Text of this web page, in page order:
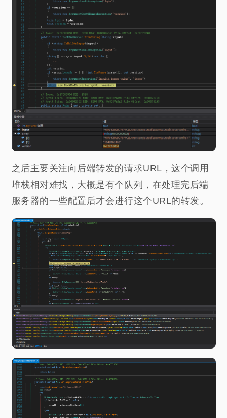
之后主要关注向后端转发的请求URL，这个调用
堆栈相对难找，大概是有个队列，在处理完后端
服务器的一些配置后才会进行这个URL的转发。